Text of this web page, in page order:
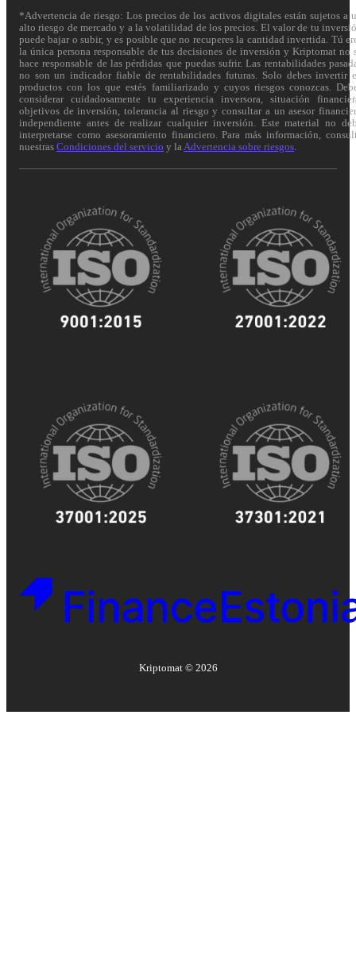
*Advertencia de riesgo: Los precios de los activos digitales están sujetos a
alto riesgo de mercado y a la volatilidad de los precios. El valor de tu
puede bajar o subir, y es posible que no recuperes la cantidad invertida. Tú
la única persona responsable de tus decisiones de inversión y Kriptomat no
hace responsable de las pérdidas que puedas sufrir. Las rentabilidades
no son un indicador fiable de rentabilidades futuras. Solo debes invertir
productos con los que estés familiarizado y cuyos riesgos conozcas.
considerar cuidadosamente tu experiencia inversora, situación
objetivos de inversión, tolerancia al riesgo y consultar a un asesor
independiente antes de realizar cualquier inversión. Este material no
interpretarse como asesoramiento financiero. Para más información,
nuestras Condiciones del servicio y la Advertencia sobre riesgos
Kriptomat © 2026